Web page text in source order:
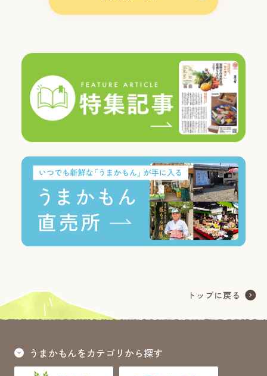
うまかもんをカテゴリから探す